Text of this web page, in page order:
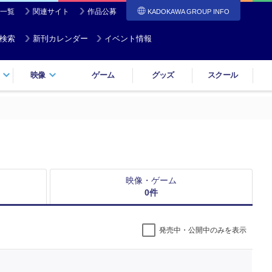
覧 関連サイト 作品公募 KADOKAWA GROUP INFO
索 新刊カレンダー イベント情報
映像 ゲーム グッズ スクール
映像・ゲーム
0件
発売中・公開中のみを表示